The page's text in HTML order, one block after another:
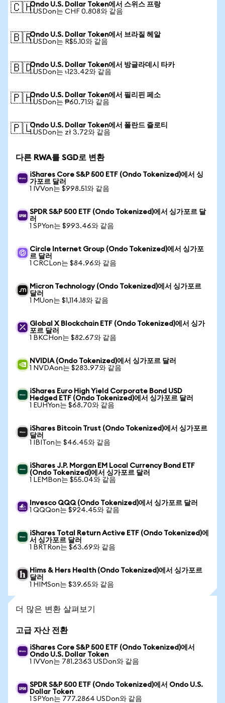
🇨🇭Ondo U.S. Dollar Token에서 스위스 프랑
1 USDon는 CHF 0.808와 같음
🇧🇷Ondo U.S. Dollar Token에서 브라질 헤알
1 USDon는 R$5.10와 같음
🇧🇩Ondo U.S. Dollar Token에서 방글라데시 타카
1 USDon는 ৳123.42와 같음
🇵🇭Ondo U.S. Dollar Token에서 필리핀 페소
1 USDon는 ₱60.71와 같음
🇵🇱Ondo U.S. Dollar Token에서 폴란드 즐로티
1 USDon는 zł 3.72와 같음
다른 RWA를 SGD로 변환
iShares Core S&P 500 ETF (Ondo Tokenized)에서 싱
가포르 달러
1 IVVon는 $998.51와 같음
SPDR S&P 500 ETF (Ondo Tokenized)에서 싱가포르 달
러
1 SPYon는 $993.46와 같음
Circle Internet Group (Ondo Tokenized)에서 싱가포
르 달러
1 CRCLon는 $84.96와 같음
Micron Technology (Ondo Tokenized)에서 싱가포르
달러
1 MUon는 $1,114.18와 같음
Global X Blockchain ETF (Ondo Tokenized)에서 싱가
포르 달러
1 BKCHon는 $82.67와 같음
NVIDIA (Ondo Tokenized)에서 싱가포르 달러
1 NVDAon는 $283.97와 같음
iShares Euro High Yield Corporate Bond USD
Hedged ETF (Ondo Tokenized)에서 싱가포르 달러
1 EUHYon는 $68.70와 같음
iShares Bitcoin Trust (Ondo Tokenized)에서 싱가포르
달러
1 IBITon는 $46.45와 같음
iShares J.P. Morgan EM Local Currency Bond ETF
(Ondo Tokenized)에서 싱가포르 달러
1 LEMBon는 $55.04와 같음
Invesco QQQ (Ondo Tokenized)에서 싱가포르 달러
1 QQQon는 $924.45와 같음
iShares Total Return Active ETF (Ondo Tokenized)에
서 싱가포르 달러
1 BRTRon는 $63.69와 같음
Hims & Hers Health (Ondo Tokenized)에서 싱가포르
달러
1 HIMSon는 $39.65와 같음
더 많은 변환 살펴보기
고급 자산 전환
iShares Core S&P 500 ETF (Ondo Tokenized)에서
Ondo U.S. Dollar Token
1 IVVon는 781.2363 USDon와 같음
SPDR S&P 500 ETF (Ondo Tokenized)에서 Ondo U.S.
Dollar Token
1 SPYon는 777.2864 USDon와 같음